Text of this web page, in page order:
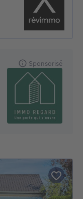
Sponsorisé